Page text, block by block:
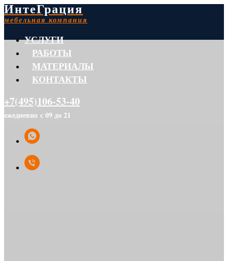
ИнтеГрация
мебельная компания
УСЛУГИ
РАБОТЫ
МАТЕРИАЛЫ
КОНТАКТЫ
+7(495)106-53-40
ежедневно с 09 до 21